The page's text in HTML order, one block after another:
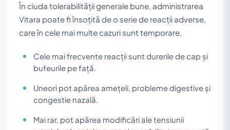
În ciuda tolerabilității generale bune, administrarea
Vitara poate fi însoțită de o serie de reacții adverse,
care în cele mai multe cazuri sunt temporare.
Cele mai frecvente reacții sunt durerile de cap și
bufeurile pe față.
Uneori pot apărea amețeli, probleme digestive și
congestie nazală.
Mai rar, pot apărea modificări ale tensiunii